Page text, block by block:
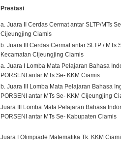
Prestasi
a. Juara II Cerdas Cermat antar SLTP/MTs
Cijeungjing Ciamis
b. Juara III Cerdas Cermat antar SLTP / MTs
Kecamatan Cijeungjing Ciamis
a. Juara I Lomba Mata Pelajaran Bahasa
PORSENI antar MTs Se- KKM Ciamis
b. Juara III Lomba Mata Pelajaran Bahasa
PORSENI antar MTs Se- KKM Cijeungjing
Juara III Lomba Mata Pelajaran Bahasa
PORSENI antar MTs Se- Kabupaten Ciamis
Juara I Olimpiade Matematika Tk. KKM